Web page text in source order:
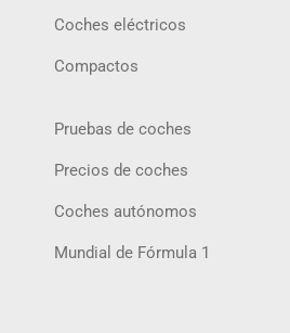
Coches eléctricos
Compactos
Pruebas de coches
Precios de coches
Coches autónomos
Mundial de Fórmula 1